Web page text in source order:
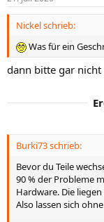
Nickel schrieb:
Was für ein
dann bitte gar
Burki73 schrieb:
Bevor du Teile
90 % der Probleme
Hardware. Die
Also lassen sich